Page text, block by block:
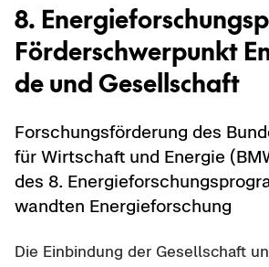
8.
För­der­schwer­punkt
de und Ge­sell­schaft
For­schungs­för­de­rung des
für Wirt­schaft und En­er­gie
des 8.
wand­ten En­er­gie­for­schung
Die Ein­bin­dung der Ge­sell­schaft